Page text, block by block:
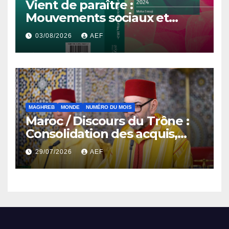
Vient de paraître :
Mouvements sociaux et
démocratisation en Afrique
du Nord, 1912-2024
03/08/2026 AEF
MAGHREB MONDE NUMÉRO DU MOIS
Maroc / Discours du Trône :
Consolidation des acquis,
résilience économique et
affirmation d’une
souveraineté stratégique
29/07/2026 AEF